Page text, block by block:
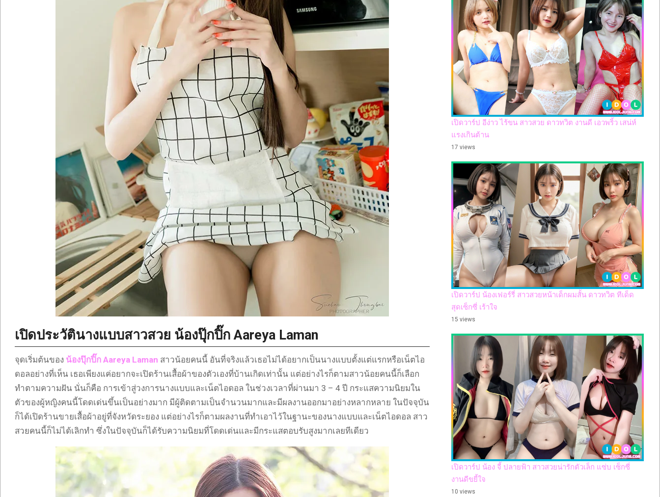
เปิดประวัตินางแบบสาวสวย น้องปุ๊กปิ๊ก Aareya Laman
จุดเริ่มต้นของ น้องปุ๊กปิ๊ก Aareya Laman สาวน้อยคนนี้ อันที่จริงแล้วเธอไม่ได้อยากเป็นนางแบบตั้งแต่แรกหรือเน็ตไอ
ดอลอย่างที่เห็น เธอเพียงแค่อยากจะเปิดร้านเสื้อผ้าของตัวเองที่บ้านเกิดเท่านั้น แต่อย่างไรก็ตามสาวน้อยคนนี้ก็เลือก
ทำตามความฝัน นั่นก็คือ การเข้าสู่วงการนางแบบและเน็ตไอดอล ในช่วงเวลาที่ผ่านมา 3 – 4 ปี กระแสความนิยมใน
ตัวของผู้หญิงคนนี้โดดเด่นขึ้นเป็นอย่างมาก มีผู้ติดตามเป็นจำนวนมากและมีผลงานออกมาอย่างหลากหลาย ในปัจจุบัน
ก็ได้เปิดร้านขายเสื้อผ้าอยู่ที่จังหวัดระยอง แต่อย่างไรก็ตามผลงานที่ทำเอาไว้ในฐานะของนางแบบและเน็ตไอดอล สาว
สวยคนนี้ก็ไม่ได้เลิกทำ ซึ่งในปัจจุบันก็ได้รับความนิยมที่โดดเด่นและมีกระแสตอบรับสูงมากเลยทีเดียว
เปิดวาร์ป อีง่าว ไร้ขน สาวสวย ดาวทวิต งานดี เอวพริ้ว เสน่ห์
แรงเกินต้าน
17 views
เปิดวาร์ป น้องเฟอร์รี่ สาวสวยหน้าเด็กผมสั้น ดาวทวิต ทีเด็ด
สุดเซ็กซี่ เร้าใจ
15 views
เปิดวาร์ป น้อง จี้ ปลายฟ้า สาวสวยน่ารักตัวเล็ก แซ่บ เซ็กซี่
งานดีขยี้ใจ
10 views